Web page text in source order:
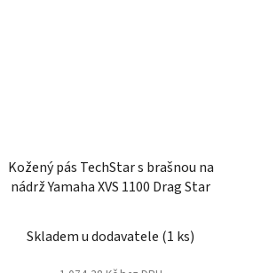
Kožený pás TechStar s brašnou na
nádrž Yamaha XVS 1100 Drag Star
Skladem u dodavatele (1 ks)